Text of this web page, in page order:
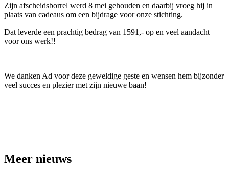
Zijn afscheidsborrel werd 8 mei gehouden en daarbij vroeg hij in
plaats van cadeaus om een bijdrage voor onze stichting.
Dat leverde een prachtig bedrag van 1591,- op en veel aandacht
voor ons werk!!
We danken Ad voor deze geweldige geste en wensen hem bijzonder
veel succes en plezier met zijn nieuwe baan!
Meer nieuws